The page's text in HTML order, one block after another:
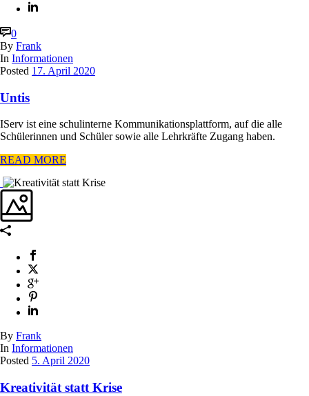
0
By Frank
In Informationen
Posted 17. April 2020
Untis
IServ ist eine schulinterne Kommunikationsplattform, auf die alle
Schülerinnen und Schüler sowie alle Lehrkräfte Zugang haben.
READ MORE
By Frank
In Informationen
Posted 5. April 2020
Kreativität statt Krise